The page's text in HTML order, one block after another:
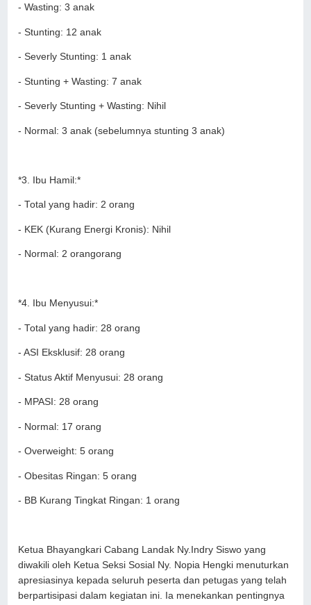
- Wasting: 3 anak
- Stunting: 12 anak
- Severly Stunting: 1 anak
- Stunting + Wasting: 7 anak
- Severly Stunting + Wasting: Nihil
- Normal: 3 anak (sebelumnya stunting 3 anak)
*3. Ibu Hamil:*
- Total yang hadir: 2 orang
- KEK (Kurang Energi Kronis): Nihil
- Normal: 2 orangorang
*4. Ibu Menyusui:*
- Total yang hadir: 28 orang
- ASI Eksklusif: 28 orang
- Status Aktif Menyusui: 28 orang
- MPASI: 28 orang
- Normal: 17 orang
- Overweight: 5 orang
- Obesitas Ringan: 5 orang
- BB Kurang Tingkat Ringan: 1 orang
Ketua Bhayangkari Cabang Landak Ny.Indry Siswo yang
diwakili oleh Ketua Seksi Sosial Ny. Nopia Hengki menuturkan
apresiasinya kepada seluruh peserta dan petugas yang telah
berpartisipasi dalam kegiatan ini. Ia menekankan pentingnya